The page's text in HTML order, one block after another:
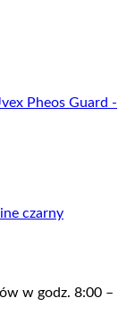
Pheos Guard -
czarny
w godz. 8:00 –